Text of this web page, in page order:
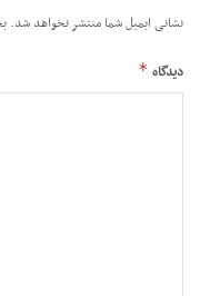
نشانی ایمیل شما منتشر نخواهد شد.
دیدگاه *